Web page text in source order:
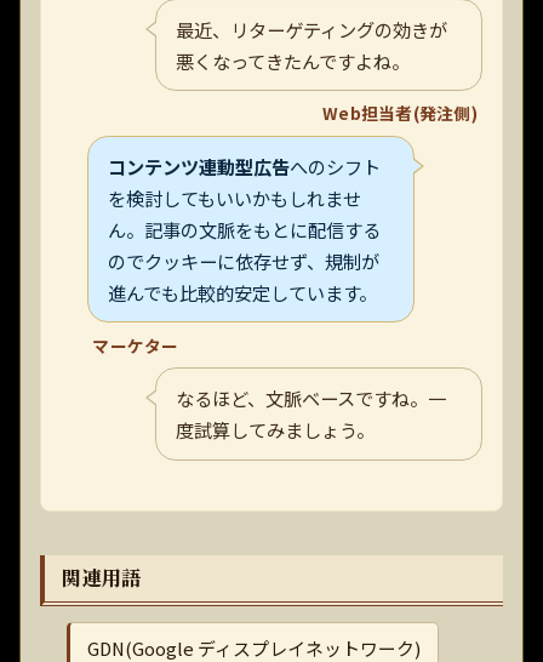
最近、リターゲティングの効きが
悪くなってきたんですよね。
Web担当者(発注側)
コンテンツ連動型広告へのシフト
を検討してもいいかもしれませ
ん。記事の文脈をもとに配信する
のでクッキーに依存せず、規制が
進んでも比較的安定しています。
マーケター
なるほど、文脈ベースですね。一
度試算してみましょう。
関連用語
GDN(Google ディスプレイネットワーク)